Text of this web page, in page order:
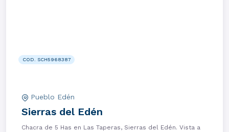
COD. SCH5968387
Pueblo Edén
Sierras del Edén
Chacra de 5 Has en Las Taperas, Sierras del Edén. Vista a